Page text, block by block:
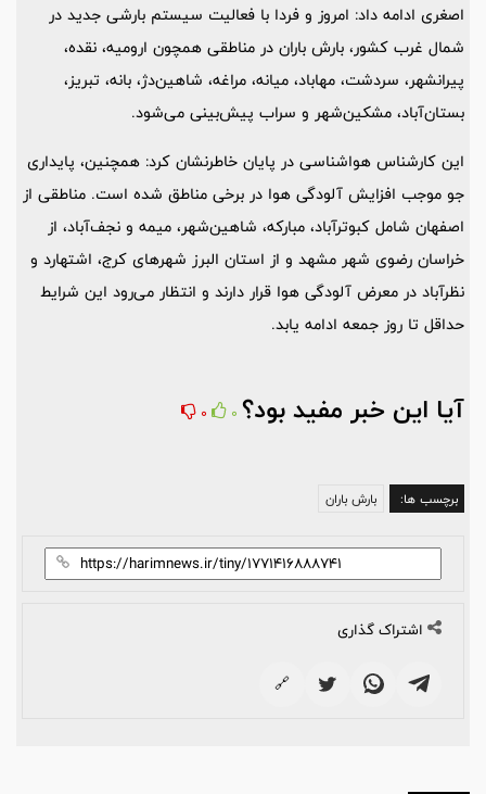
اصغری ادامه داد: امروز و فردا با فعالیت سیستم بارشی جدید در
شمال غرب کشور، بارش باران در مناطقی همچون ارومیه، نقده،
پیرانشهر، سردشت، مهاباد، میانه، مراغه، شاهین‌دژ، بانه، تبریز،
بستان‌آباد، مشکین‌شهر و سراب پیش‌بینی می‌شود.
این کارشناس هواشناسی در پایان خاطرنشان کرد: همچنین، پایداری
جو موجب افزایش آلودگی هوا در برخی مناطق شده است. مناطقی از
اصفهان شامل کبوترآباد، مبارکه، شاهین‌شهر، میمه و نجف‌آباد، از
خراسان رضوی شهر مشهد و از استان البرز شهرهای کرج، اشتهارد و
نظرآباد در معرض آلودگی هوا قرار دارند و انتظار می‌رود این شرایط
حداقل تا روز جمعه ادامه یابد.
آیا این خبر مفید بود؟ 0
0
برچسب ها: بارش باران
اشتراک گذاری
🔗